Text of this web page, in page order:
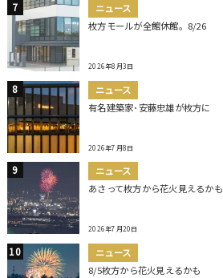
ニュース
枚方モールが全館休館。8/26
2026年8月3日
ニュース
有名建築家･安藤忠雄が枚方に
2026年7月8日
ニュース
あさって枚方から花火見えるかも
2026年7月20日
ニュース
8/5枚方から花火見えるかも